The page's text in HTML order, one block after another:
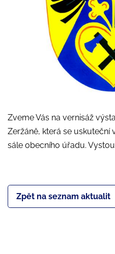
Zveme Vás na vernisáž
Zeržáně, která se uskuteční
sále obecního úřadu.
Zpět na seznam aktualit